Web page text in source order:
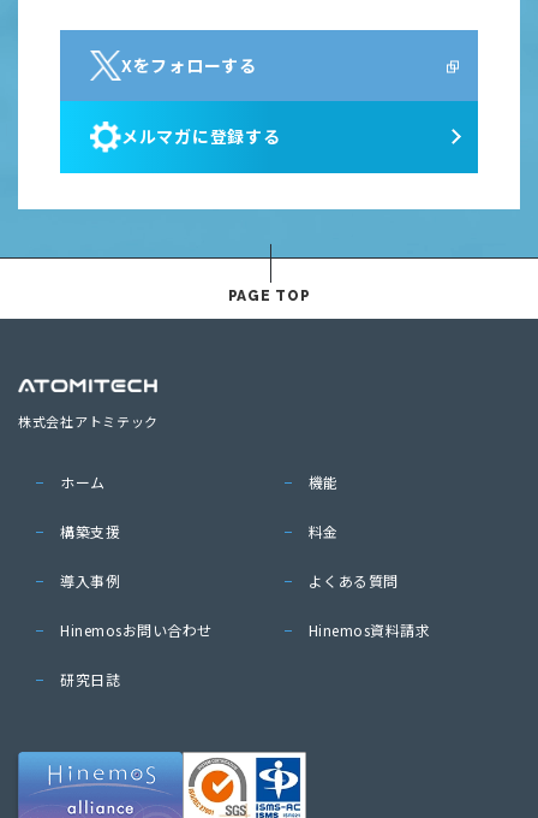
Xをフォローする
メルマガに登録する
PAGE TOP
株式会社アトミテック
ホーム 機能
構築支援 料金
導入事例 よくある質問
Hinemosお問い合わせ Hinemos資料請求
研究日誌